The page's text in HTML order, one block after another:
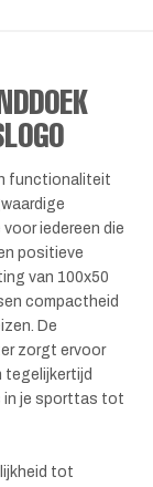
functionaliteit
iedereen die
positieve
van 100x50
compactheid
De
zorgt ervoor
tegelijkertijd
in je sporttas tot
tot